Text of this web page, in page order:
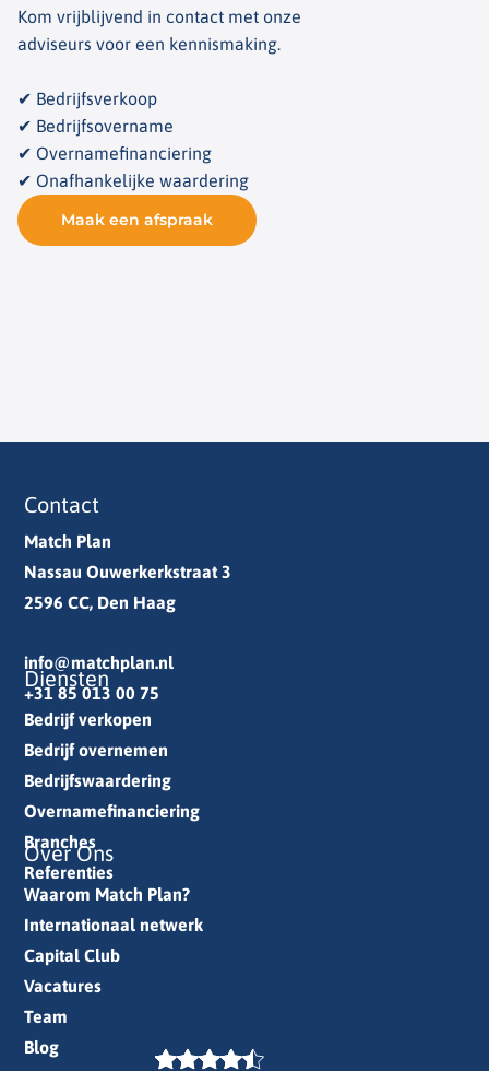
Kom vrijblijvend in contact met onze
adviseurs voor een kennismaking.
✔ Bedrijfsverkoop
✔ Bedrijfsovername
✔ Overnamefinanciering
✔ Onafhankelijke waardering
Maak een afspraak
Contact
Match Plan
Nassau Ouwerkerkstraat 3
2596 CC, Den Haag
info@matchplan.nl
+31 85 013 00 75
Diensten
Bedrijf verkopen
Bedrijf overnemen
Bedrijfswaardering
Overnamefinanciering
Branches
Referenties
Over Ons
Waarom Match Plan?
Internationaal netwerk
Capital Club
Vacatures
Team
Blog